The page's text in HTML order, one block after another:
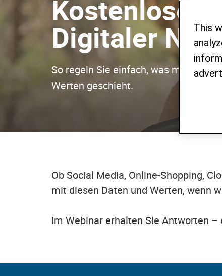
Kostenloses
Digitaler
So regeln Sie einfach, was mit Ihren
Werten geschieht.
Ob Social Media, Online-Shopping,
mit diesen Daten und Werten, wenn
Im Webinar erhalten Sie Antworten
This